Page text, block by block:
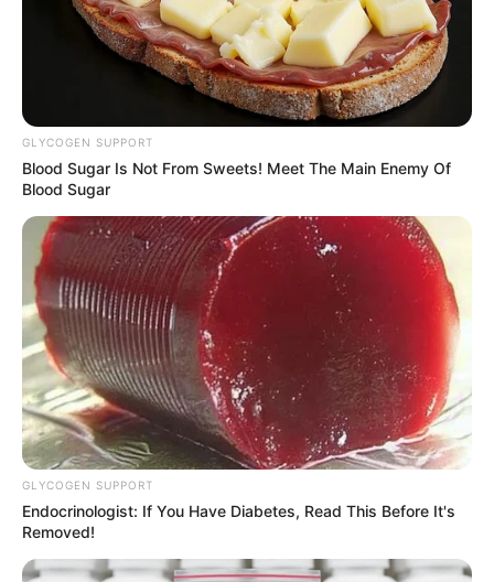
GLYCOGEN SUPPORT
Blood Sugar Is Not From Sweets! Meet The Main Enemy Of
Blood Sugar
GLYCOGEN SUPPORT
Endocrinologist: If You Have Diabetes, Read This Before It's
Removed!